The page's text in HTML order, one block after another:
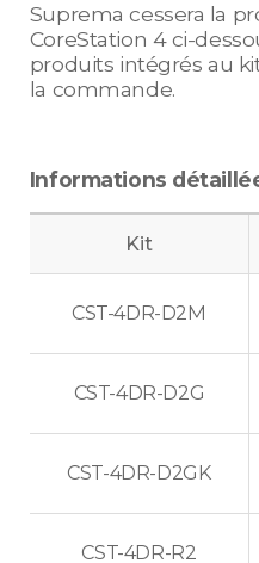
Suprema cessera la
CoreStation 4 ci-
produits intégrés au
la commande.
Informations
Kit
CST-4DR-D2M
CST-4DR-D2G
CST-4DR-D2GK
CST-4DR-R2